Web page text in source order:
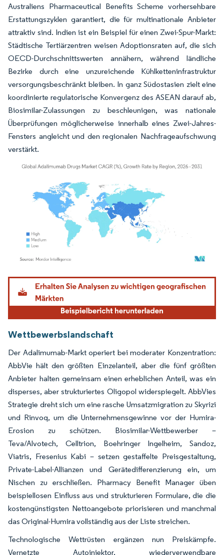
Australiens Pharmaceutical Benefits Scheme vorhersehbare
Erstattungszyklen garantiert, die für multinationale Anbieter
attraktiv sind. Indien ist ein Beispiel für einen Zwei-Spur-Markt:
Städtische Tertiärzentren weisen Adoptionsraten auf, die sich
OECD-Durchschnittswerten annähern, während ländliche
Bezirke durch eine unzureichende Kühlketteninfrastruktur
versorgungsbeschränkt bleiben. In ganz Südostasien zielt eine
koordinierte regulatorische Konvergenz des ASEAN darauf ab,
Biosimilar-Zulassungen zu beschleunigen, was nationale
Überprüfungen möglicherweise innerhalb eines Zwei-Jahres-
Fensters angleicht und den regionalen Nachfrageaufschwung
verstärkt.
Bild © Mordor Intelligence. Wiederverwendung erfordert Namensnennung gemäß
Wettbewerbslandschaft
Der Adalimumab-Markt operiert bei moderater Konzentration:
AbbVie hält den größten Einzelanteil, aber die fünf größten
Anbieter halten gemeinsam einen erheblichen Anteil, was ein
disperses, aber strukturiertes Oligopol widerspiegelt. AbbVies
Strategie dreht sich um eine rasche Umsatzmigration zu Skyrizi
und Rinvoq, um die Unternehmensgewinne vor der Humira-
Erosion zu schützen. Biosimilar-Wettbewerber –
Teva/Alvotech, Celltrion, Boehringer Ingelheim, Sandoz,
Viatris, Fresenius Kabi – setzen gestaffelte Preisgestaltung,
Private-Label-Allianzen und Gerätedifferenzierung ein, um
Nischen zu erschließen. Pharmacy Benefit Manager üben
beispiellosen Einfluss aus und strukturieren Formulare, die die
kostengünstigsten Nettoangebote priorisieren und manchmal
das Original-Humira vollständig aus der Liste streichen.
Technologische Wettrüsten ergänzen nun Preiskämpfe.
Vernetzte Autoinjektor, wiederverwendbare